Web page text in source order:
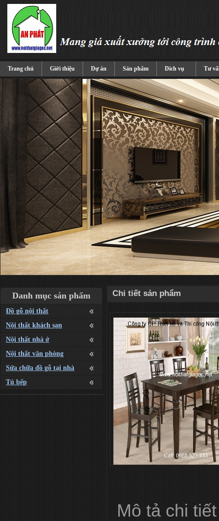
Trang chủ Giới thiệu Dự án Sản phẩm Dich vụ Tư
Danh mục sản phẩm
Đồ gỗ nội thất
Nội thất khách sạn
Nội thất nhà ở
Nội thất văn phòng
Sửa chữa đồ gỗ tại nhà
Tủ bếp
Chi tiết sản phẩm
Mô tả chi tiết